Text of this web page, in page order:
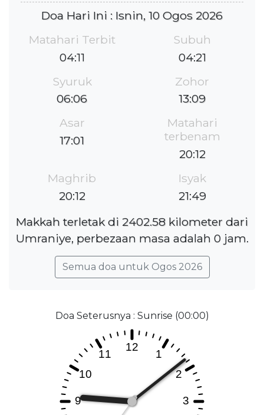
Doa Hari Ini : Isnin, 10 Ogos 2026
Matahari Terbit
04:11
Subuh
04:21
Syuruk
06:06
Zohor
13:09
Asar
17:01
Matahari
terbenam
20:12
Maghrib
20:12
Isyak
21:49
Makkah terletak di 2402.58 kilometer dari
Umraniye, perbezaan masa adalah 0 jam.
Semua doa untuk Ogos 2026
Doa Seterusnya : Sunrise (00:00)